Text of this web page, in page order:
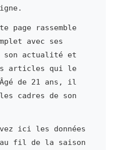
page rassemble
avec ses
actualité et
articles qui le
de 21 ans, il
cadres de son
ici les données
fil de la saison